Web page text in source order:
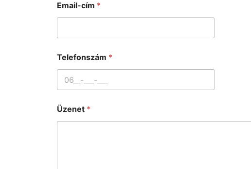
Email-cím *
Telefonszám *
Üzenet *